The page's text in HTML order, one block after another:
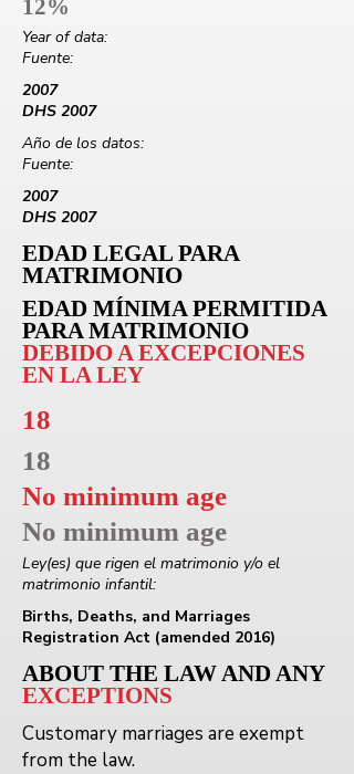
12%
Year of data:
Fuente:
2007
DHS 2007
Año de los datos:
Fuente:
2007
DHS 2007
EDAD LEGAL PARA
MATRIMONIO
EDAD MÍNIMA PERMITIDA
PARA MATRIMONIO
DEBIDO A EXCEPCIONES
EN LA LEY
18
18
No minimum age
No minimum age
Ley(es) que rigen el matrimonio y/o el
matrimonio infantil:
Births, Deaths, and Marriages
Registration Act (amended 2016)
ABOUT THE LAW AND ANY
EXCEPTIONS
Customary marriages are exempt
from the law.